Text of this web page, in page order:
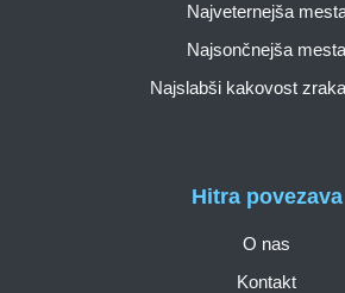
Hitra povezava
O nas
Kontakt
Najveternejša
Najsončnejša mesta
Najslabši kakovost